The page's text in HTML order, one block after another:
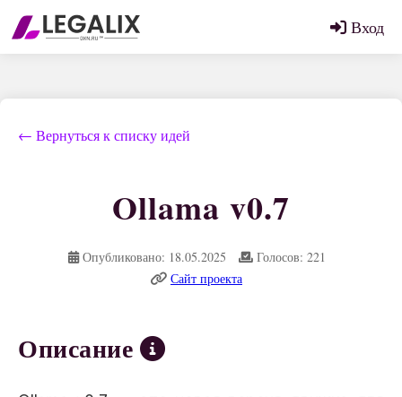
Вход
← Вернуться к списку идей
Ollama v0.7
Опубликовано: 18.05.2025
Голосов: 221
Сайт проекта
Описание